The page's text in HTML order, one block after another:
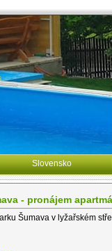
Slovensko
- pronájem
Šumava v lyžařském